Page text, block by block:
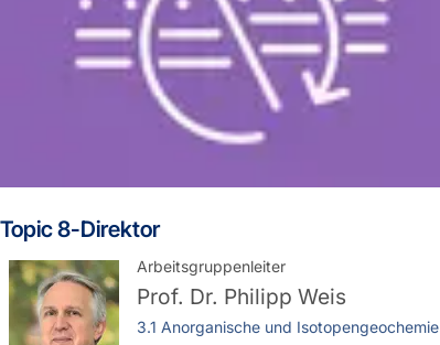
Topic 8-Direktor
Arbeitsgruppenleiter
Prof. Dr. Philipp Weis
3.1 Anorganische und Isotopengeochemie